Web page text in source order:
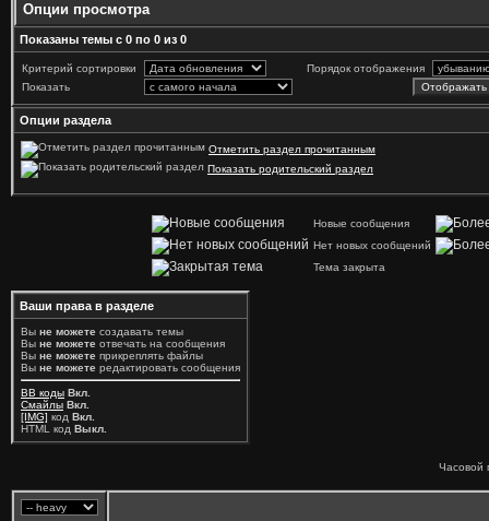
Опции просмотра
Показаны темы с 0 по 0 из 0
Критерий сортировки
Порядок отображения
Показать
Опции раздела
Отметить раздел прочитанным
Показать родительский раздел
Новые сообщения
Нет новых сообщений
Тема закрыта
Ваши права в разделе
Вы не можете создавать темы
Вы не можете отвечать на сообщения
Вы не можете прикреплять файлы
Вы не можете редактировать сообщения
BB коды Вкл.
Смайлы Вкл.
[IMG] код Вкл.
HTML код Выкл.
Часовой